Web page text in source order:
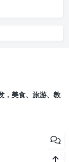
，美食、旅游、教